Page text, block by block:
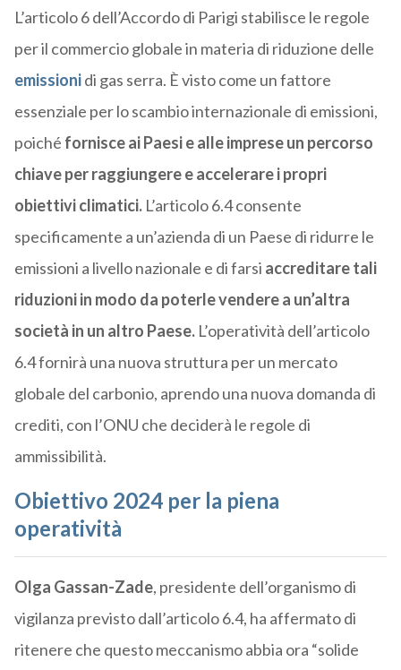
L’articolo 6 dell’Accordo di Parigi stabilisce le regole
per il commercio globale in materia di riduzione delle
emissionidi gas serra. È visto come un fattore
essenziale per lo scambio internazionale di emissioni,
poiché fornisce ai Paesi e alle imprese un percorso
chiave per raggiungere e accelerare i propri
obiettivi climatici. L’articolo 6.4 consente
specificamente a un’azienda di un Paese di ridurre le
emissioni a livello nazionale e di farsi accreditare tali
riduzioni in modo da poterle vendere a un’altra
società in un altro Paese. L’operatività dell’articolo
6.4 fornirà una nuova struttura per un mercato
globale del carbonio, aprendo una nuova domanda di
crediti, con l’ONU che deciderà le regole di
ammissibilità.
Obiettivo 2024 per la piena
operatività
Olga Gassan-Zade, presidente dell’organismo di
vigilanza previsto dall’articolo 6.4, ha affermato di
ritenere che questo meccanismo abbia ora “solide